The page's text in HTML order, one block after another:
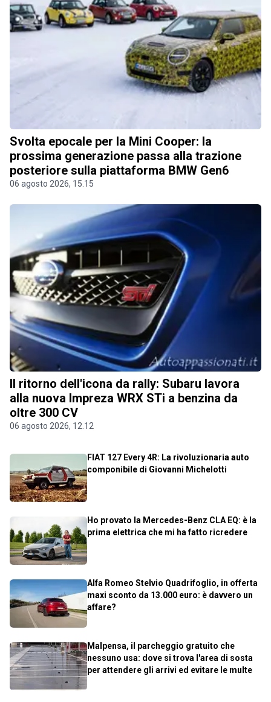
Svolta epocale per la Mini Cooper: la
prossima generazione passa alla trazione
posteriore sulla piattaforma BMW Gen6
06 agosto 2026, 15.15
Il ritorno dell'icona da rally: Subaru lavora
alla nuova Impreza WRX STi a benzina da
oltre 300 CV
06 agosto 2026, 12.12
FIAT 127 Every 4R: La rivoluzionaria auto
componibile di Giovanni Michelotti
Ho provato la Mercedes-Benz CLA EQ: è la
prima elettrica che mi ha fatto ricredere
Alfa Romeo Stelvio Quadrifoglio, in offerta
maxi sconto da 13.000 euro: è davvero un
affare?
Malpensa, il parcheggio gratuito che
nessuno usa: dove si trova l'area di sosta
per attendere gli arrivi ed evitare le multe